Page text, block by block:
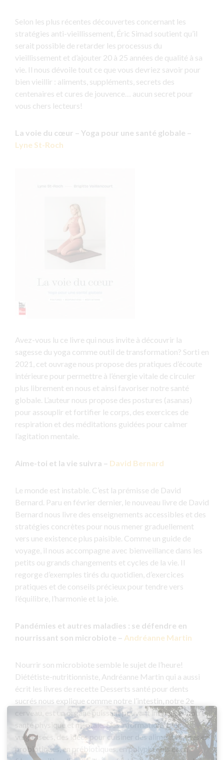
Selon les plus récentes découvertes concernant les
stratégies anti-vieillissement, Éric Simad soutient qu’il
serait possible de retarder les processus du
vieillissement et d’ajouter 20 à 25 années de qualité à sa
vie. Il nous dévoile tout ce que vous devriez savoir pour
bien vieillir : aliments, suppléments, secrets des
centenaires et cures de jouvence… aucun secret pour
vous chers lecteurs!
La voie du cœur – Yoga pour une santé globale –
Lyne St-Roch
Avez-vous lu ce livre qui nous invite à découvrir la
sagesse du yoga comme outil de transformation? Sorti en
2021, cet ouvrage nous propose des pratiques d’écoute
intérieure pour permettre à l’énergie vitale de circuler
plus librement en nous et ainsi favoriser notre santé
globale. L’auteur nous propose des postures (asanas)
pour assouplir et fortifier le corps, des exercices de
respiration et des méditations guidées pour calmer
l’agitation mentale.
Aime-toi et la vie suivra – David Bernard
Le monde est instable. C’est la prémisse de David
Bernard. Paru en février dernier, le nouveau livre de David
Bernard nous livre des enseignements accessibles et des
stratégies concrètes pour nous mener graduellement
vers une existence plus paisible. Comme un guide de
voyage, il nous accompagne avec bienveillance dans les
petits ou grands changements et cycles de la vie. Il
regorge d’exemples tirés du quotidien, d’exercices
pratiques et de conseils précieux pour tendre vers
l’équilibre, l’harmonie et la joie.
Pandémies et autres maladies : se défendre en
nourrissant son microbiote – Andréanne Martin
Nourrir son microbiote semble le sujet de l’heure!
Diététiste-nutritionniste, Andréanne Martin qui a aussi
écrit les livres de recette Desserts santé pour dents
sucrés nous explique comme notre l’intestin, notre 2e
cerveau, est un organe puissant pouvant influencer notre
santé physique et mentale. Des informations bien
vulgarisées, des idées pour cuisiner des aliments riches en
probiotiques, en prébiotiques, en polyphénols et en